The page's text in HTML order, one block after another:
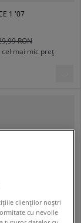
1 '07
RON
cel mai mic preț
clienților noștri
cu nevoile